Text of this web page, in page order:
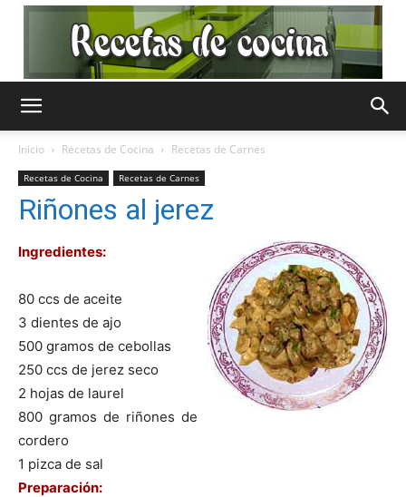
Cocina
Gratis
Inicio Recetas de Cocina Recetas de Carnes
Recetas de Cocina Recetas de Carnes
Riñones al jerez
Ingredientes:
80 ccs de aceite
3 dientes de ajo
500 gramos de cebollas
250 ccs de jerez seco
2 hojas de laurel
800 gramos de riñones de
cordero
1 pizca de sal
Preparación: